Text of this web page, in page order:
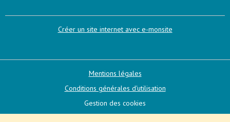
Créer un site internet avec e-monsite
Mentions légales
Conditions générales d'utilisation
Gestion des cookies